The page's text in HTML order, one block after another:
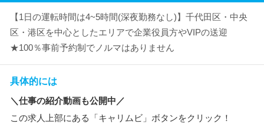
【1日の運転時間は4~5時間(深夜勤務なし)】千代田区・中央
区・港区を中心としたエリアで企業役員方やVIPの送迎
★100％事前予約制でノルマはありません
具体的には
＼仕事の紹介動画も公開中／
この求人上部にある「キャリムビ」ボタンをクリック！